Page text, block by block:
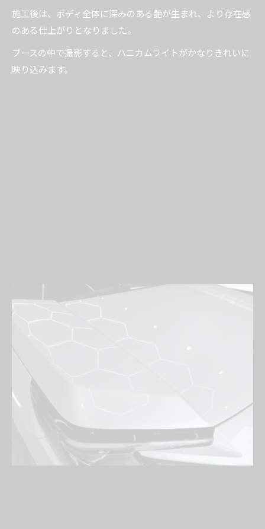
施工後は、ボディ全体に深みのある艶が生まれ、より存在感
のある仕上がりとなりました。
ブースの中で撮影すると、ハニカムライトがかなりきれいに
映り込みます。